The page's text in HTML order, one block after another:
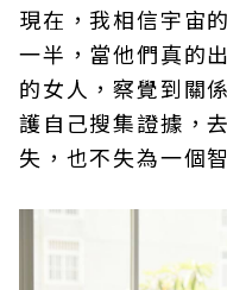
現在，我相信宇宙
一半，當他們真的
的女人，察覺到關
護自己搜集證據，
失，也不失為一個